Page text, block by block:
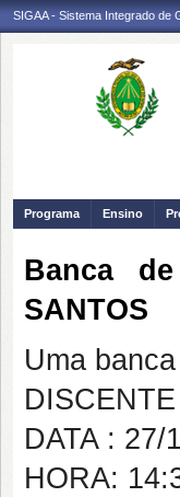
SIGAA - Sistema Integrado de
Programa Ensino
Banca de
SANTOS
Uma
DATA : 27/
HORA: